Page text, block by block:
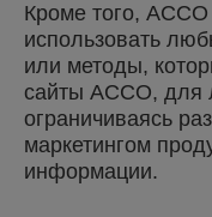
Кроме того,
использовать
или методы,
сайты ACCO,
ограничиваясь
маркетингом
информации.